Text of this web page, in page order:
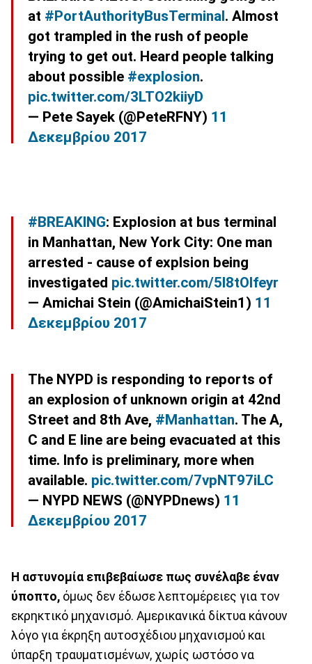
at #PortAuthorityBusTerminal. Almost
got trampled in the rush of people
trying to get out. Heard people talking
about possible #explosion.
pic.twitter.com/3LTO2kiiyD
— Pete Sayek (@PeteRFNY) 11
Δεκεμβρίου 2017
#BREAKING: Explosion at bus terminal
in Manhattan, New York City: One man
arrested - cause of explsion being
investigated pic.twitter.com/5I8tOlfeyr
— Amichai Stein (@AmichaiStein1) 11
Δεκεμβρίου 2017
The NYPD is responding to reports of
an explosion of unknown origin at 42nd
Street and 8th Ave, #Manhattan. The A,
C and E line are being evacuated at this
time. Info is preliminary, more when
available. pic.twitter.com/7vpNT97iLC
— NYPD NEWS (@NYPDnews) 11
Δεκεμβρίου 2017
Η αστυνομία επιβεβαίωσε πως συνέλαβε έναν
ύποπτο, όμως δεν έδωσε λεπτομέρειες για τον
εκρηκτικό μηχανισμό. Αμερικανικά δίκτυα κάνουν
λόγο για έκρηξη αυτοσχέδιου μηχανισμού και
ύπαρξη τραυματισμένων, χωρίς ωστόσο να